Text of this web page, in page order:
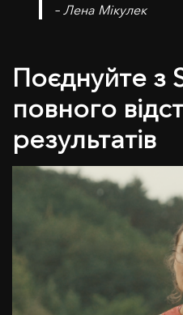
–Лена Мікулек
Поєднуйте з
повного
результатів